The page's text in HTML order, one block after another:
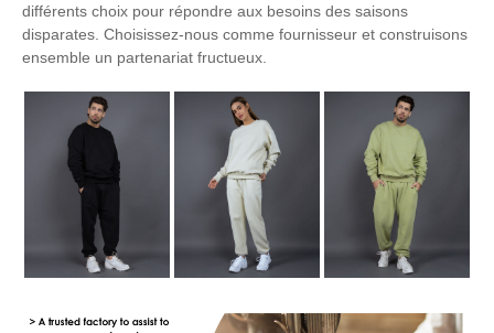
différents choix pour répondre aux besoins des saisons
disparates. Choisissez-nous comme fournisseur et construisons
ensemble un partenariat fructueux.